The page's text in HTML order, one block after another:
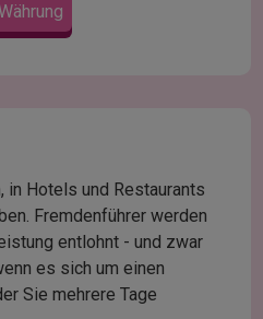
in Hotels und Restaurants
Fremdenführer werden
entlohnt - und zwar
es sich um einen
Sie mehrere Tage